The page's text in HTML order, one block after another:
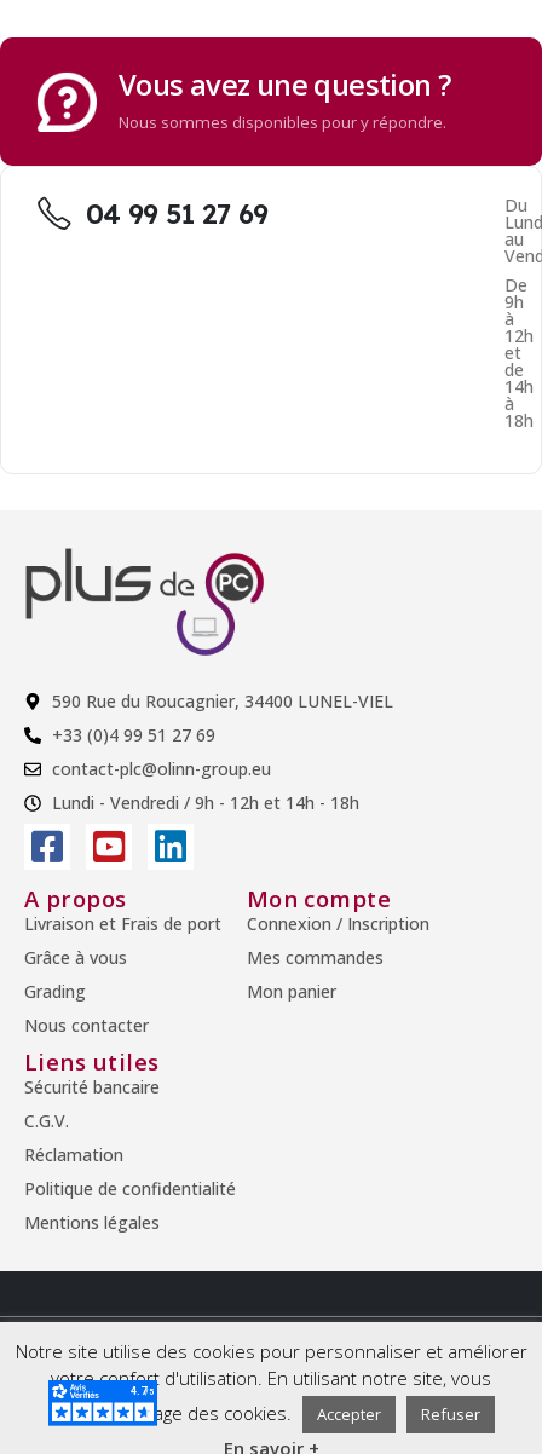
Vous avez une question ?
Nous sommes disponibles pour y répondre.
04 99 51 27 69 Du
au
De
9h
à
12h
et
de
14h
à
18h
590 Rue du Roucagnier, 34400 LUNEL-VIEL
+33 (0)4 99 51 27 69
contact-plc@olinn-group.eu
Lundi - Vendredi / 9h - 12h et 14h - 18h
A propos
Livraison et Frais de port
Grâce à vous
Grading
Nous contacter
Mon compte
Connexion / Inscription
Mes commandes
Mon panier
Liens utiles
Sécurité bancaire
C.G.V.
Réclamation
Politique de confidentialité
Mentions légales
© Copyright 2026 - Tous droits réservés.
Notre site utilise des cookies pour personnaliser et améliorer
votre confort d'utilisation. En utilisant notre site, vous
acceptez l'usage des cookies.
Accepter Refuser
En savoir +